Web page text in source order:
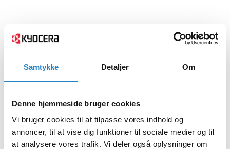
Samtykke Detaljer Om
Denne hjemmeside bruger cookies
Vi bruger cookies til at tilpasse vores indhold og
annoncer, til at vise dig funktioner til sociale medier og til
at analysere vores trafik. Vi deler også oplysninger om